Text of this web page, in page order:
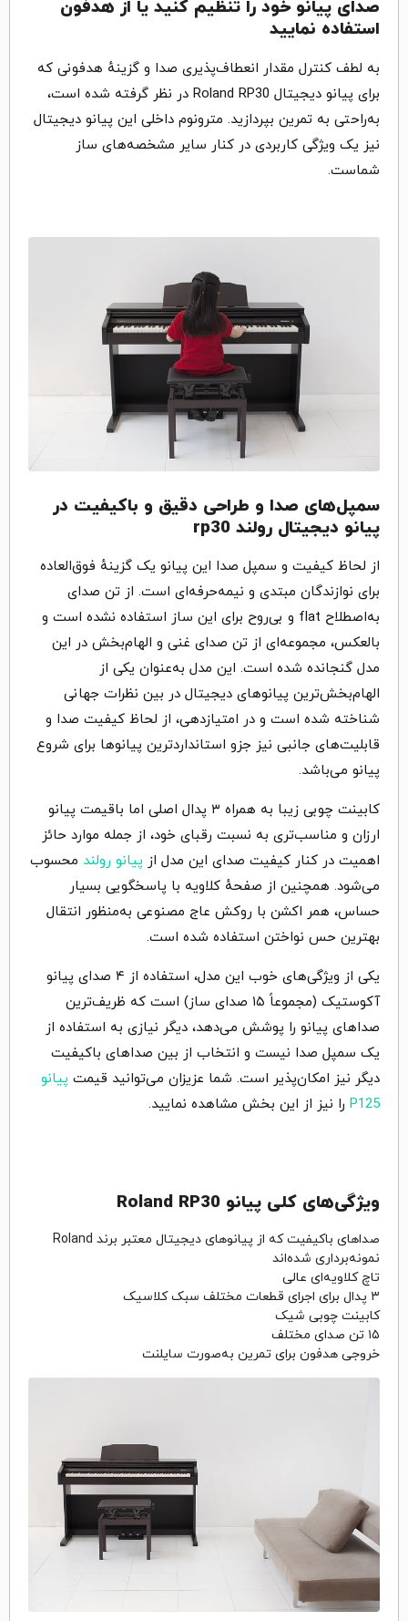
صدای پیانو خود را تنظیم کنید یا از هدفون
استفاده نمایید
به لطف کنترل مقدار انعطاف‌پذیری صدا و گزینهٔ هدفونی که
برای پیانو دیجیتال Roland RP30 در نظر گرفته شده است،
به‌راحتی به تمرین بپردازید. مترونوم داخلی این پیانو دیجیتال
نیز یک ویژگی کاربردی در کنار سایر مشخصه‌های ساز
شماست.
سمپل‌های صدا و طراحی دقیق و باکیفیت در
پیانو دیجیتال رولند rp30
از لحاظ کیفیت و سمپل صدا این پیانو یک گزینهٔ فوق‌العاده
برای نوازندگان مبتدی و نیمه‌حرفه‌ای است. از تن صدای
به‌اصطلاح flat و بی‌روح برای این ساز استفاده نشده است و
بالعکس، مجموعه‌ای از تن صدای غنی و الهام‌بخش در این
مدل گنجانده شده است. این مدل به‌عنوان یکی از
الهام‌بخش‌ترین پیانوهای دیجیتال در بین نظرات جهانی
شناخته شده است و در امتیازدهی، از لحاظ کیفیت صدا و
قابلیت‌های جانبی نیز جزو استانداردترین پیانوها برای شروع
پیانو می‌باشد.
کابینت چوبی زیبا به همراه ۳ پدال اصلی اما باقیمت پیانو
ارزان و مناسب‌تری به نسبت رقبای خود، از جمله موارد حائز
اهمیت در کنار کیفیت صدای این مدل از پیانو رولند محسوب
می‌شود. همچنین از صفحهٔ کلاویه با پاسخگویی بسیار
حساس، همر اکشن با روکش عاج مصنوعی به‌منظور انتقال
بهترین حس نواختن استفاده شده است.
یکی از ویژگی‌های خوب این مدل، استفاده از ۴ صدای پیانو
آکوستیک (مجموعاً ۱۵ صدای ساز) است که ظریف‌ترین
صداهای پیانو را پوشش می‌دهد، دیگر نیازی به استفاده از
یک سمپل صدا نیست و انتخاب از بین صداهای باکیفیت
دیگر نیز امکان‌پذیر است. شما عزیزان می‌توانید قیمت پیانو
P125 را نیز از این بخش مشاهده نمایید.
ویژگی‌های کلی پیانو Roland RP30
صداهای باکیفیت که از پیانوهای دیجیتال معتبر برند Roland
نمونه‌برداری شده‌اند
تاچ کلاویه‌ای عالی
۳ پدال برای اجرای قطعات مختلف سبک کلاسیک
کابینت چوبی شیک
۱۵ تن صدای مختلف
خروجی هدفون برای تمرین به‌صورت سایلنت